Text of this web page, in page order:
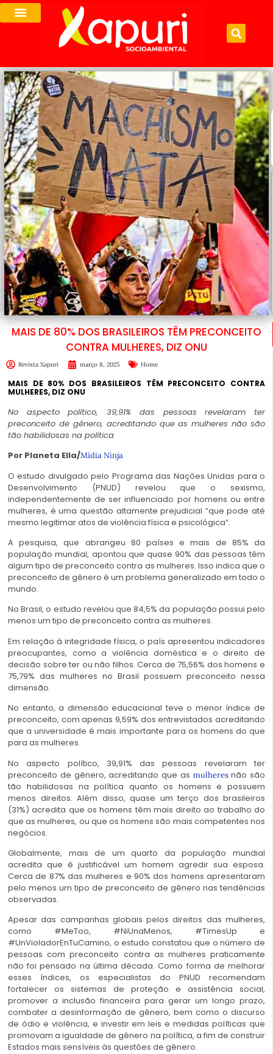
MAIS DE 80% DOS BRASILEIROS TÊM PRECONCEITO
CONTRA MULHERES, DIZ ONU
Revista Xapuri março 8, 2025 Home
MAIS DE 80% DOS BRASILEIROS TÊM PRECONCEITO CONTRA
MULHERES, DIZ ONU
No aspecto político, 39,91% das pessoas revelaram ter
preconceito de gênero, acreditando que as mulheres não são
tão habilidosas na política
Por Planeta Ella/Mídia Ninja
O estudo divulgado pelo Programa das Nações Unidas para o
Desenvolvimento (PNUD) revelou que o sexismo,
independentemente de ser influenciado por homens ou entre
mulheres, é uma questão altamente prejudicial “que pode até
mesmo legitimar atos de violência física e psicológica”.
A pesquisa, que abrangeu 80 países e mais de 85% da
população mundial, apontou que quase 90% das pessoas têm
algum tipo de preconceito contra as mulheres. Isso indica que o
preconceito de gênero é um problema generalizado em todo o
mundo.
No Brasil, o estudo revelou que 84,5% da população possui pelo
menos um tipo de preconceito contra as mulheres.
Em relação à integridade física, o país apresentou indicadores
preocupantes, como a violência doméstica e o direito de
decisão sobre ter ou não filhos. Cerca de 75,56% dos homens e
75,79% das mulheres no Brasil possuem preconceito nessa
dimensão.
No entanto, a dimensão educacional teve o menor índice de
preconceito, com apenas 9,59% dos entrevistados acreditando
que a universidade é mais importante para os homens do que
para as mulheres.
No aspecto político, 39,91% das pessoas revelaram ter
preconceito de gênero, acreditando que as mulheresnão são
tão habilidosas na política quanto os homens e possuem
menos direitos. Além disso, quase um terço dos brasileiros
(31%) acredita que os homens têm mais direito ao trabalho do
que as mulheres, ou que os homens são mais competentes nos
negócios.
Globalmente, mais de um quarto da população mundial
acredita que é justificável um homem agredir sua esposa.
Cerca de 87% das mulheres e 90% dos homens apresentaram
pelo menos um tipo de preconceito de gênero nas tendências
observadas.
Apesar das campanhas globais pelos direitos das mulheres,
como #MeToo, #NiUnaMenos, #TimesUp e
#UnVioladorEnTuCamino, o estudo constatou que o número de
pessoas com preconceito contra as mulheres praticamente
não foi pensado na última década. Como forma de melhorar
esses índices, os especialistas do PNUD recomendam
fortalecer os sistemas de proteção e assistência social,
promover a inclusão financeira para gerar um longo prazo,
combater a desinformação de gênero, bem como o discurso
de ódio e violência, e investir em leis e medidas políticas que
promovam a igualdade de gênero na política, a fim de construir
Estados mais sensíveis às questões de gênero.